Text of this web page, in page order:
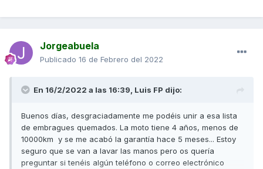
Jorgeabuela
Publicado 16 de Febrero del 2022
En 16/2/2022 a las 16:39, Luis FP dijo:
Buenos días, desgraciadamente me podéis unir a esa lista
de embragues quemados. La moto tiene 4 años, menos de
10000km y se me acabó la garantía hace 5 meses... Estoy
seguro que se van a lavar las manos pero os quería
preguntar si tenéis algún teléfono o correo electrónico